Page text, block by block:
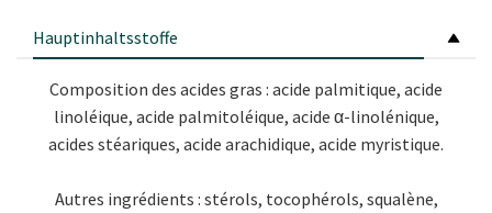
Hauptinhaltsstoffe
Composition des acides gras : acide palmitique, acide
linoléique, acide palmitoléique, acide α-linolénique,
acides stéariques, acide arachidique, acide myristique.
Autres ingrédients : stérols, tocophérols, squalène,